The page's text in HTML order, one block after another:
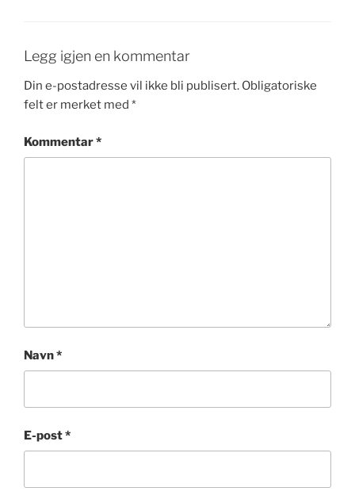
Legg igjen en kommentar
Din e-postadresse vil ikke bli publisert. Obligatoriske
felt er merket med *
Kommentar*
Navn*
E-post*